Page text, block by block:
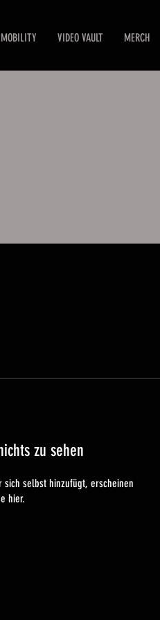
VIDEO VAULT MERCH
zu sehen
selbst hinzufügt, erscheinen
hier.